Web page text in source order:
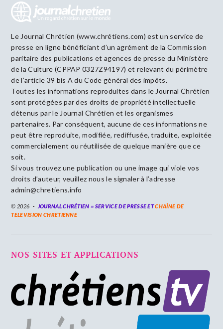
Le Journal Chrétien (www.chrétiens.com) est un service de
presse en ligne bénéficiant d’un agrément de la Commission
paritaire des publications et agences de presse du Ministère
de la Culture (CPPAP 0327Z94197) et relevant du périmètre
de l’article 39 bis A du Code général des impôts.
Toutes les informations reproduites dans le Journal Chrétien
sont protégées par des droits de propriété intellectuelle
détenus par le Journal Chrétien et les organismes
partenaires. Par conséquent, aucune de ces informations ne
peut être reproduite, modifiée, rediffusée, traduite, exploitée
commercialement ou réutilisée de quelque manière que ce
soit.
Si vous trouvez une publication ou une image qui viole vos
droits d’auteur, veuillez nous le signaler à l’adresse
admin@chretiens.info
© 2026 JOURNAL CHRÉTIEN = SERVICE DE PRESSE ETCHAÎNE DE
TELEVISION CHRETIENNE
NOS SITES ET APPLICATIONS